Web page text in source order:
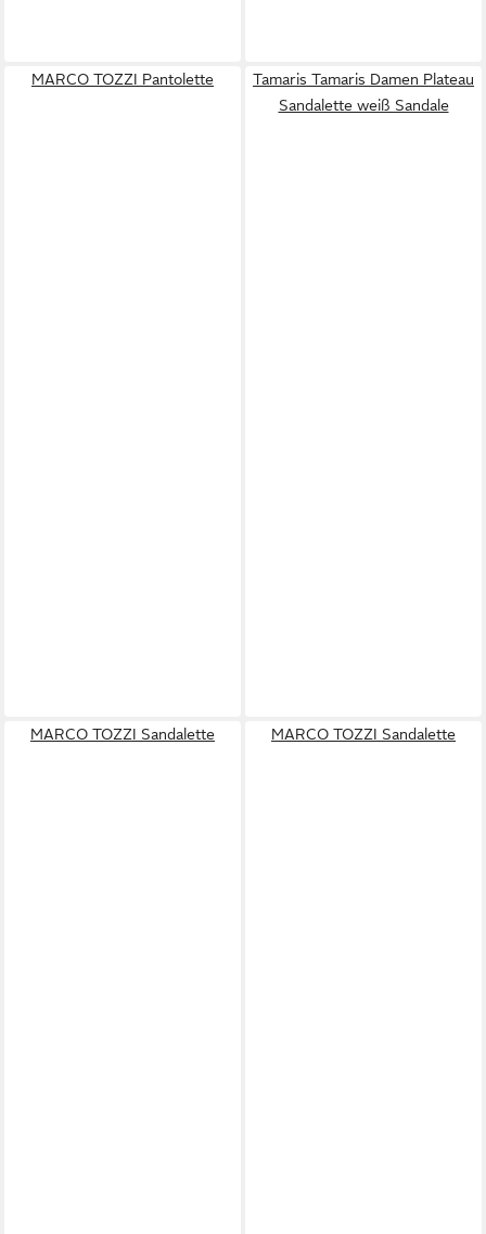
MARCO TOZZI Pantolette
Tamaris Tamaris Damen Plateau
Sandalette weiß Sandale
MARCO TOZZI Sandalette MARCO TOZZI Sandalette